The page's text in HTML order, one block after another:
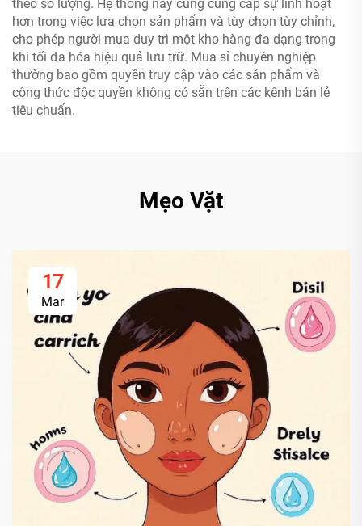
theo số lượng. Hệ thống này cũng cung cấp sự linh hoạt
hơn trong việc lựa chọn sản phẩm và tùy chọn tùy chỉnh,
cho phép người mua duy trì một kho hàng đa dạng trong
khi tối đa hóa hiệu quả lưu trữ. Mua sỉ chuyên nghiệp
thường bao gồm quyền truy cập vào các sản phẩm và
công thức độc quyền không có sẵn trên các kênh bán lẻ
tiêu chuẩn.
Mẹo Vặt
17
Mar